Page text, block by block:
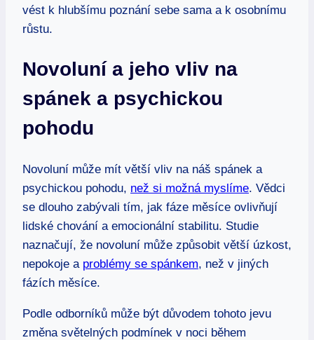
vést k hlubšímu poznání sebe sama a k osobnímu
růstu.
Novoluní a jeho vliv na
spánek a psychickou
pohodu
Novoluní může mít větší vliv na náš spánek a
psychickou pohodu, než si možná myslíme. Vědci
se dlouho zabývali tím, jak fáze měsíce ovlivňují
lidské chování a emocionální stabilitu. Studie
naznačují, že novoluní může způsobit větší úzkost,
nepokoje a problémy se spánkem, než v jiných
fázích měsíce.
Podle odborníků může být důvodem tohoto jevu
změna světelných podmínek v noci během